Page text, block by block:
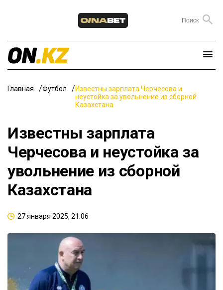
Главная Футбол
Известны зарплата Черчесова и
неустойка за увольнение из сборной
Казахстана
Известны зарплата
Черчесова и неустойка за
увольнение из сборной
Казахстана
27 января 2025, 21:06